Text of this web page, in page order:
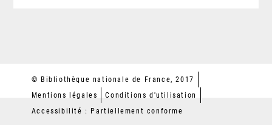
© Bibliothèque nationale de France, 2017
Mentions légales
Conditions d'utilisation
Accessibilité : Partiellement conforme